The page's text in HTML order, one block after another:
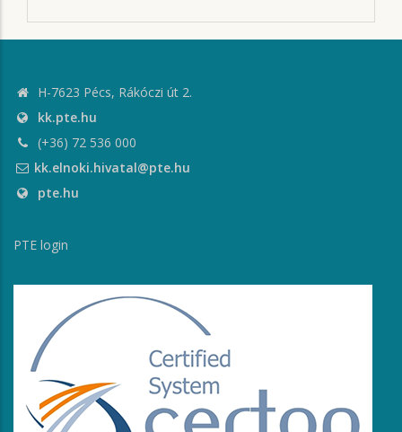
H-7623 Pécs, Rákóczi út 2.
kk.pte.hu
(+36) 72 536 000
kk.elnoki.hivatal@pte.hu
pte.hu
PTE login